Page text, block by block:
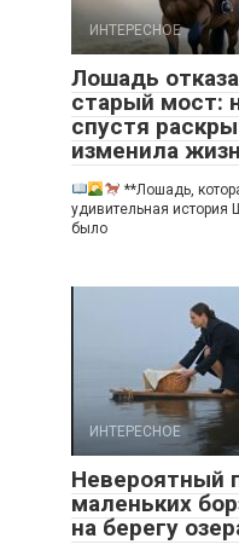
ИНТЕРЕСНОЕ
Лошадь
старый мост:
спустя
изменила
**Лошадь,
удивительная история
было
ИНТЕРЕСНОЕ
Невероятный
маленьких
на берегу